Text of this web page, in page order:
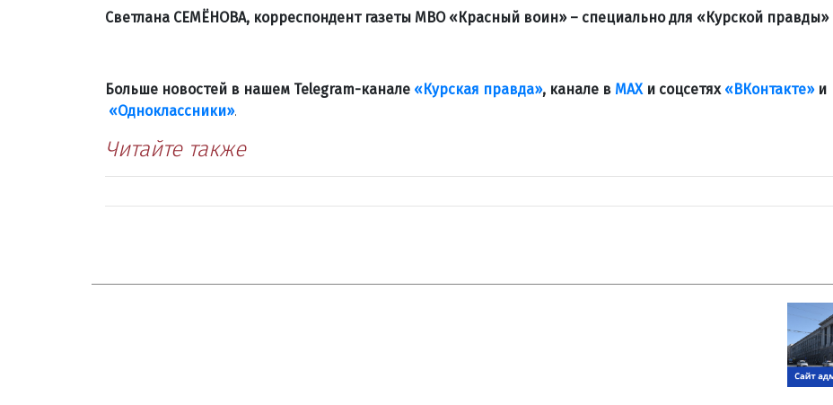
Светлана СЕМЁНОВА, корреспондент газеты МВО «Красный воин» – специально для «Курской правды»
Больше новостей в нашем Telegram-канале «Курская правда», канале в МАХи соцсетях «ВКонтакте»и
«Одноклассники».
Читайте также